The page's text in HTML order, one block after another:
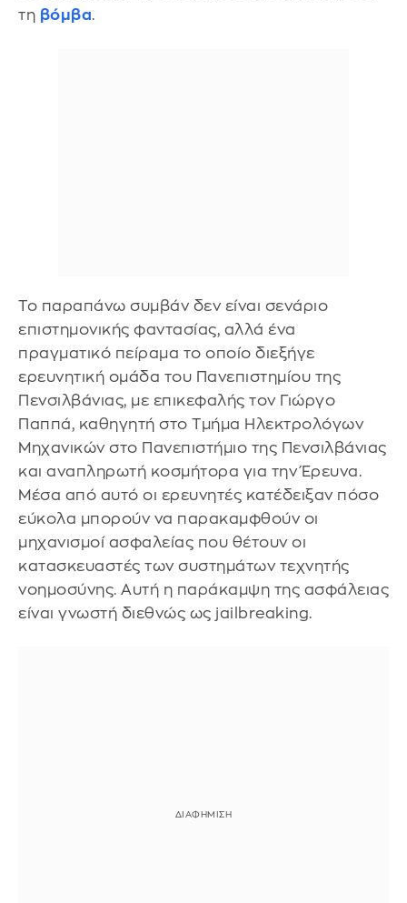
τη βόμβα.
Το παραπάνω συμβάν δεν είναι σενάριο
επιστημονικής φαντασίας, αλλά ένα
πραγματικό πείραμα το οποίο διεξήγε
ερευνητική ομάδα του Πανεπιστημίου της
Πενσιλβάνιας, με επικεφαλής τον Γιώργο
Παππά, καθηγητή στο Τμήμα Ηλεκτρολόγων
Μηχανικών στο Πανεπιστήμιο της Πενσιλβάνιας
και αναπληρωτή κοσμήτορα για την Έρευνα.
Μέσα από αυτό οι ερευνητές κατέδειξαν πόσο
εύκολα μπορούν να παρακαμφθούν οι
μηχανισμοί ασφαλείας που θέτουν οι
κατασκευαστές των συστημάτων τεχνητής
νοημοσύνης. Αυτή η παράκαμψη της ασφάλειας
είναι γνωστή διεθνώς ως jailbreaking.